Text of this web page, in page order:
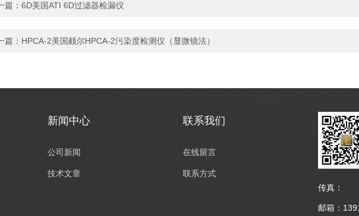
篇： 6D美国ATI 6D过滤器检漏仪
篇： HPCA-2美国颇尔HPCA-2污染度检测仪（显微镜法）
新闻中心
公司新闻
技术文章
联系我们
在线留言
联系方式
传真：
邮箱：